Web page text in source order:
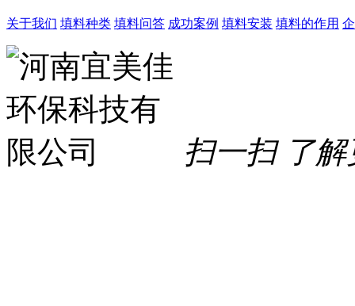
关于我们 填料种类 填料问答 成功案例 填料安装 填料的作用
扫一扫 了解